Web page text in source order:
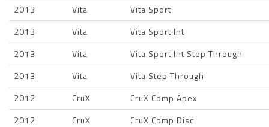
2013
Vita
Vita Sport
2013
Vita
Vita Sport Int
2013
Vita
Vita Sport Int Step Through
2013
Vita
Vita Step Through
2012
CruX
CruX Comp Apex
2012
CruX
CruX Comp Disc